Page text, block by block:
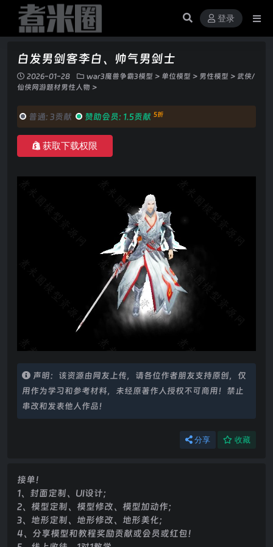
登录
白发男剑客李白、帅气男剑士
2026-01-28 war3魔兽争霸3模型 > 单位模型 > 男性模型 > 武侠/
仙侠网游题材男性人物 >
普通: 3贡献 赞助会员: 1.5贡献 5折
获取下载权限
声明：该资源由网友上传，请各位作者朋友支持原创，仅
用作为学习和参考材料，未经原著作人授权不可商用！禁止
串改和发表他人作品！
分享 收藏
接单！
1、封面定制、UI设计；
2、模型定制、模型修改、模型加动作；
3、地形定制、地形修改、地形美化；
4、分享模型和教程奖励贡献或会员或红包！